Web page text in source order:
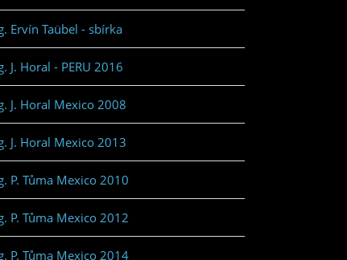
Ervín Taübel - sbírka
J. Horal - PERU 2016
J. Horal Mexico 2008
J. Horal Mexico 2013
P. Tůma Mexico 2010
P. Tůma Mexico 2012
P. Tůma Mexico 2014